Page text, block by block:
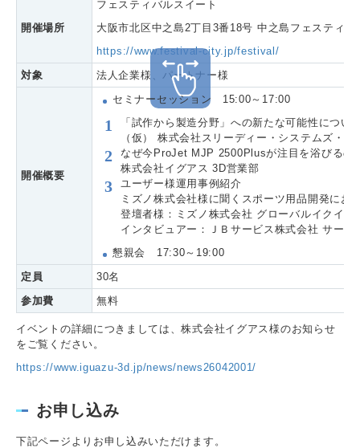
開催場所
フェスティバルスイート
大阪市北区中之島2丁目3番18号 中之島フェスティバ
https://www.festival-city.jp/festival/
対象
法人企業様、パートナー様
開催概要
セミナーセッション 15:00～17:00
「試作から製造分野」への新たな可能性につい
（仮） 株式会社スリーディー・システムズ・
なぜ今ProJet MJP 2500Plusが注目を浴びるの
株式会社イグアス 3D営業部
ユーザー様運用事例紹介
ミズノ株式会社様に聞くスポーツ用品開発に
登壇者様：ミズノ株式会社 グローバルイクイ
インタビュアー：ＪＢサービス株式会社 サー
懇親会 17:30～19:00
定員
30名
参加費
無料
イベントの詳細につきましては、株式会社イグアス様のお知らせ
をご覧ください。
https://www.iguazu-3d.jp/news/news26042001/
お申し込み
下記ページよりお申し込みいただけます。